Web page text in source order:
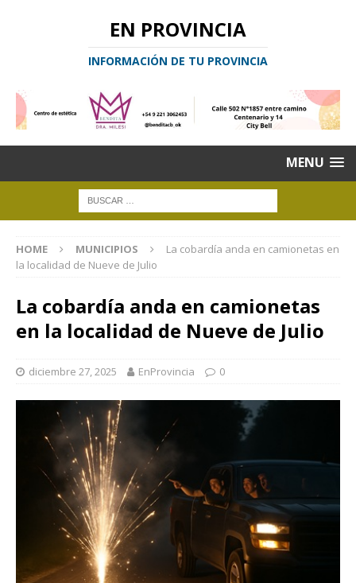
EN PROVINCIA
INFORMACIÓN DE TU PROVINCIA
MENU
HOME MUNICIPIOS
La cobardía anda en camionetas en
la localidad de Nueve de Julio
La cobardía anda en camionetas
en la localidad de Nueve de Julio
diciembre 27, 2025 EnProvincia 0